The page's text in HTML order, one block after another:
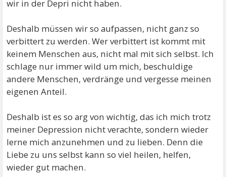
wir in der Depri nicht haben.
Deshalb müssen wir so aufpassen, nicht ganz so
verbittert zu werden. Wer verbittert ist kommt mit
keinem Menschen aus, nicht mal mit sich selbst. Ich
schlage nur immer wild um mich, beschuldige
andere Menschen, verdränge und vergesse meinen
eigenen Anteil.
Deshalb ist es so arg von wichtig, das ich mich trotz
meiner Depression nicht verachte, sondern wieder
lerne mich anzunehmen und zu lieben. Denn die
Liebe zu uns selbst kann so viel heilen, helfen,
wieder gut machen.